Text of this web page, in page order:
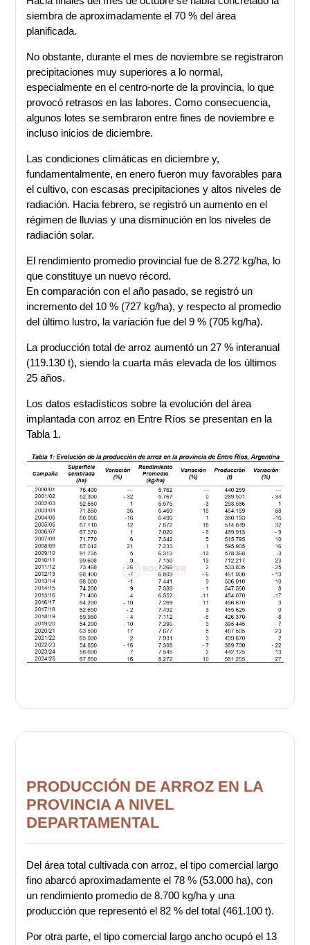
siembra de aproximadamente el 70 % del área
planificada.
No obstante, durante el mes de noviembre se registraron
precipitaciones muy superiores a lo normal,
especialmente en el centro-norte de la provincia, lo que
provocó retrasos en las labores. Como consecuencia,
algunos lotes se sembraron entre fines de noviembre e
incluso inicios de diciembre.
Las condiciones climáticas en diciembre y,
fundamentalmente, en enero fueron muy favorables para
el cultivo, con escasas precipitaciones y altos niveles de
radiación. Hacia febrero, se registró un aumento en el
régimen de lluvias y una disminución en los niveles de
radiación solar.
El rendimiento promedio provincial fue de 8.272 kg/ha, lo
que constituye un nuevo récord.
En comparación con el año pasado, se registró un
incremento del 10 % (727 kg/ha), y respecto al promedio
del último lustro, la variación fue del 9 % (705 kg/ha).
La producción total de arroz aumentó un 27 % interanual
(119.130 t), siendo la cuarta más elevada de los últimos
25 años.
Los datos estadísticos sobre la evolución del área
implantada con arroz en Entre Ríos se presentan en la
Tabla 1.
PRODUCCIÓN DE ARROZ EN LA
PROVINCIA A NIVEL
DEPARTAMENTAL
Del área total cultivada con arroz, el tipo comercial largo
fino abarcó aproximadamente el 78 % (53.000 ha), con
un rendimiento promedio de 8.700 kg/ha y una
producción que representó el 82 % del total (461.100 t).
Por otra parte, el tipo comercial largo ancho ocupó el 13